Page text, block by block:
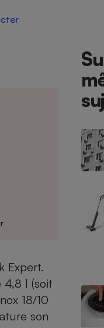
Expert.
4,8 l (soit
18/10
son